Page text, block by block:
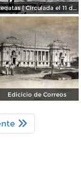
Regatas ( Circulada el 11 de Abril de 1926 ).
Edicicio de Correos